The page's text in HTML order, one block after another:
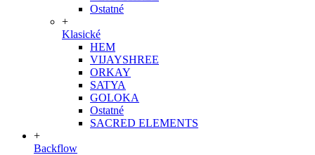
Ostatné
+
Klasické
HEM
VIJAYSHREE
ORKAY
SATYA
GOLOKA
Ostatné
SACRED ELEMENTS
+
Backflow